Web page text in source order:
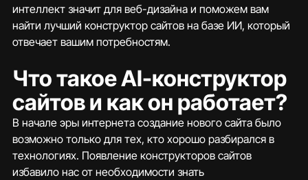
интеллект значит для веб-дизайна и поможем вам
найти лучший конструктор сайтов на базе ИИ, который
отвечает вашим потребностям.
Что такое AI-конструктор
сайтов и как он работает?
В начале эры интернета создание нового сайта было
возможно только для тех, кто хорошо разбирался в
технологиях. Появление конструкторов сайтов
избавило нас от необходимости знать